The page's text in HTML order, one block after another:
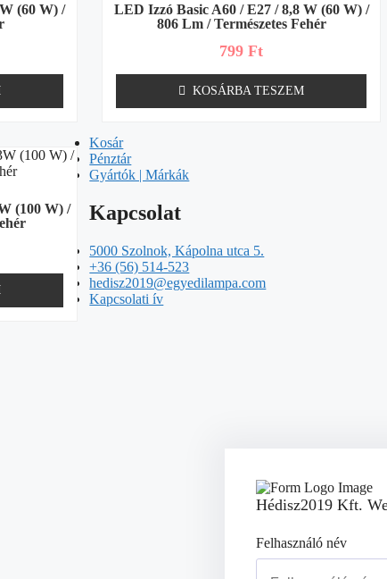
(60 W) /
LED Izzó Basic A60 / E27 / 8,8 W (60 W) /
806 Lm / Természetes Fehér
799Ft
KOSÁRBA TESZEM
(100 W) /
Kosár
Pénztár
Gyártók | Márkák
Kapcsolat
5000 Szolnok, Kápolna utca 5.
+36 (56) 514-523
hedisz2019@egyedilampa.com
Kapcsolati ív
Hédisz2019 Kft.
Felhasználó név